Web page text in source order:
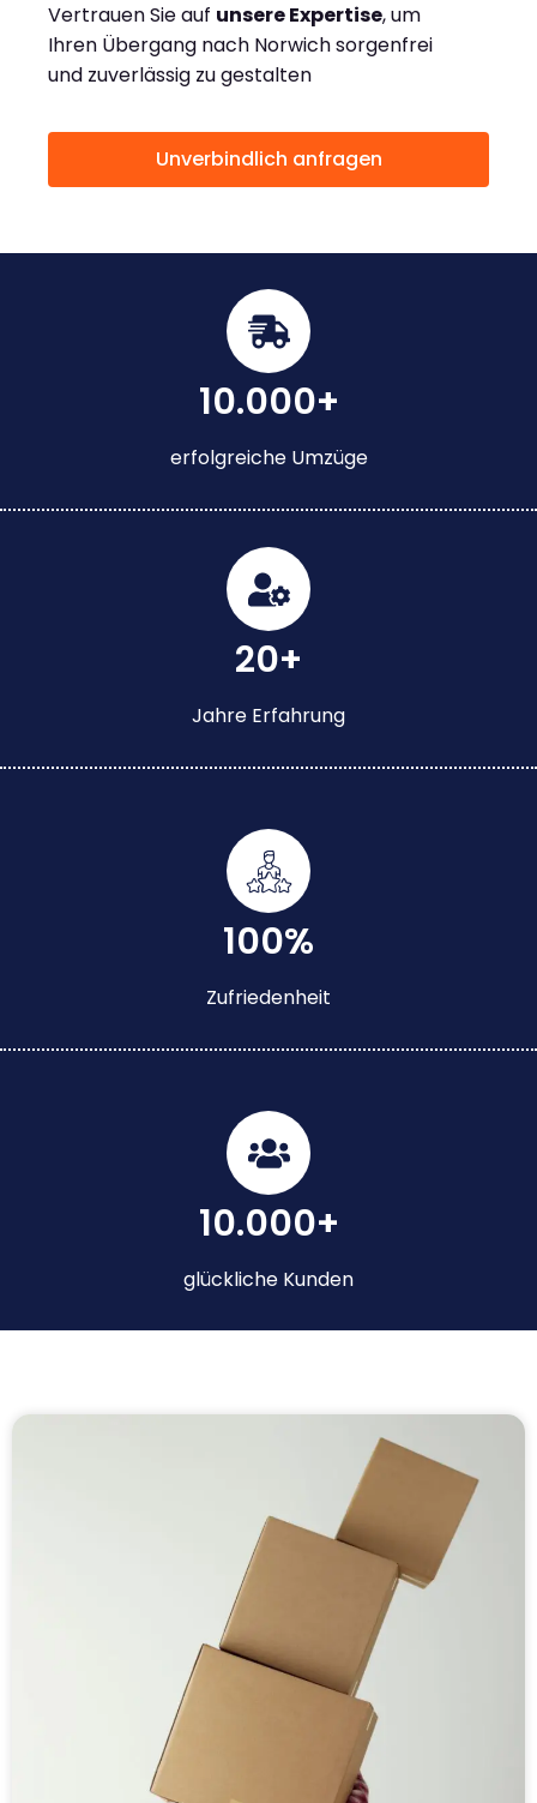
Vertrauen Sie auf unsere Expertise, um
Ihren Übergang nach Norwich sorgenfrei
und zuverlässig zu gestalten
Unverbindlich anfragen
10.000+
erfolgreiche Umzüge
20+
Jahre Erfahrung
100%
Zufriedenheit
10.000+
glückliche Kunden